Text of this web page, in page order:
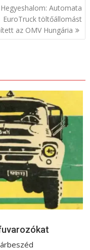
Hegyeshalom: Automata
EuroTruck töltőállomást
az OMV Hungária